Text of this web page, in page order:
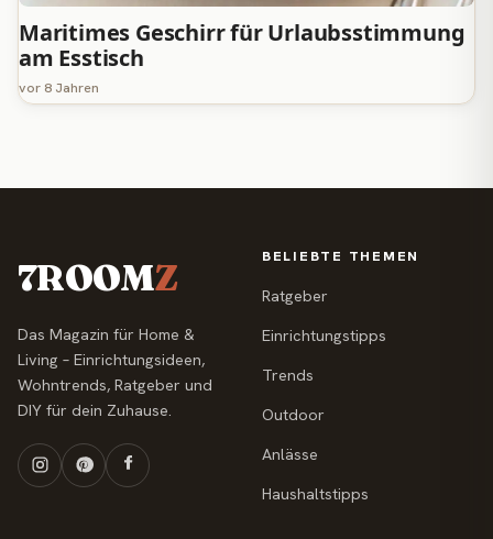
Maritimes Geschirr für Urlaubsstimmung
am Esstisch
vor 8 Jahren
7ROOMZ
Das Magazin für Home &
Living – Einrichtungsideen,
Wohntrends, Ratgeber und
DIY für dein Zuhause.
BELIEBTE THEMEN
Ratgeber
Einrichtungstipps
Trends
Outdoor
Anlässe
Haushaltstipps